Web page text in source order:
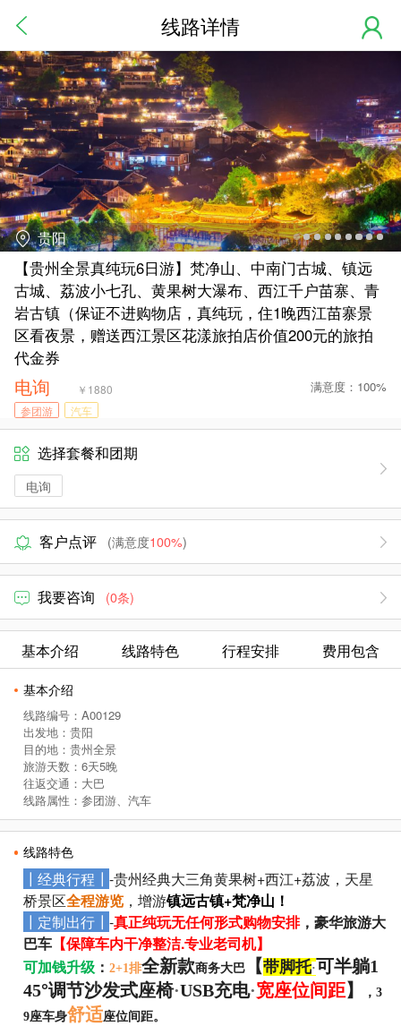
线路详情
贵阳
【贵州全景真纯玩6日游】梵净山、中南门古城、镇远
古城、荔波小七孔、黄果树大瀑布、西江千户苗寨、青
岩古镇（保证不进购物店，真纯玩，住1晚西江苗寨景
区看夜景，赠送西江景区花漾旅拍店价值200元的旅拍
代金券
电询 ￥ 1880 满意度：100%
参团游 汽车
选择套餐和团期
电询
客户点评 (满意度100%)
我要咨询 (0条)
基本介绍 线路特色 行程安排 费用包含
基本介绍
线路编号：A00129
出发地：贵阳
目的地：贵州全景
旅游天数：6天5晚
往返交通：大巴
线路属性：参团游、汽车
线路特色
┃经典行程┃-贵州经典大三角黄果树+西江+荔波，天星
桥景区全程游览 ，增游镇远古镇+梵净山！
┃定制出行┃-真正纯玩无任何形式购物安排，豪华旅游大
巴车 【保障车内干净整洁.专业老司机】
可加钱升级 ：2+1排全新款商务大巴 【带脚托·可半躺1
45°调节沙发式座椅·USB充电·宽座位间距】
，3
9座车身舒适座位间距。